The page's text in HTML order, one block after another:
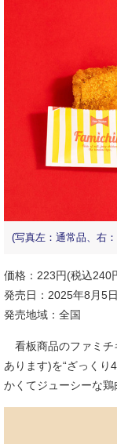
(写真左：通常品、右
価格：223円(税込240
発売日：2025年8月5
発売地域：全国
看板商品のファミチ
あります)を“ざっくり
かくてジューシーな鶏